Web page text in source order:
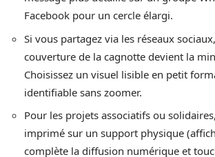
Facebook pour un cercle élargi.
Si vous partagez via les réseaux
couverture de la cagnotte devient la
Choisissez un visuel lisible en petit
identifiable sans zoomer.
Pour les projets associatifs ou
imprimé sur un support physique
complète la diffusion numérique et